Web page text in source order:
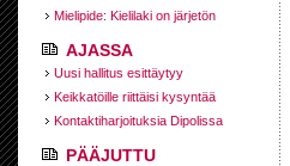
Mielipide: Kielilaki on järjetön
AJASSA
Uusi hallitus esittäytyy
Keikkatöille riittäisi kysyntää
Kontaktiharjoituksia Dipolissa
PÄÄJUTTU